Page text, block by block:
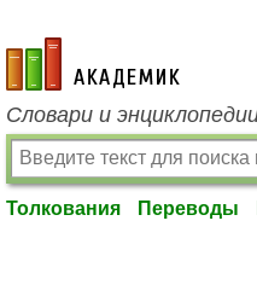
academic.ru
Словари и
Толкования Переводы